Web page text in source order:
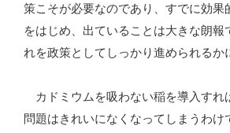
策こそが必要なのであり、すでに効果
をはじめ、出ていることは大きな朗報
れを政策としてしっかり進められるか
カドミウムを吸わない稲を導入すれ
問題はきれいになくなってしまうわけ